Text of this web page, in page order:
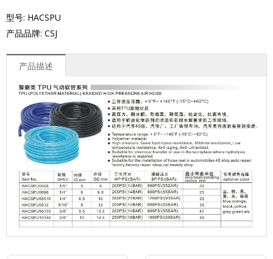
型号: HACSPU
产品品牌: CSJ
产品描述